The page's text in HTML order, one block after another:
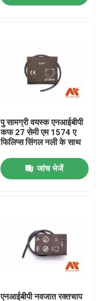
पु सामग्री वयस्क एनआईबीपी
कफ 27 सेमी एम 1574 ए
फिलिप्स सिंगल नली के साथ
जांच भेजें
एनआईबीपी नवजात रक्तचाप